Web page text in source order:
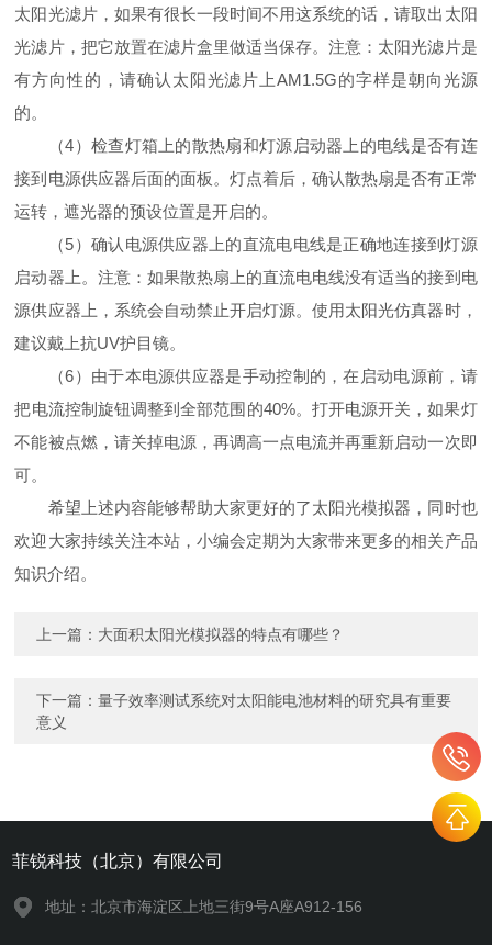
太阳光滤片，如果有很长一段时间不用这系统的话，请取出太阳
光滤片，把它放置在滤片盒里做适当保存。注意：太阳光滤片是
有方向性的，请确认太阳光滤片上AM1.5G的字样是朝向光源
的。
（4）检查灯箱上的散热扇和灯源启动器上的电线是否有连
接到电源供应器后面的面板。灯点着后，确认散热扇是否有正常
运转，遮光器的预设位置是开启的。
（5）确认电源供应器上的直流电电线是正确地连接到灯源
启动器上。注意：如果散热扇上的直流电电线没有适当的接到电
源供应器上，系统会自动禁止开启灯源。使用太阳光仿真器时，
建议戴上抗UV护目镜。
（6）由于本电源供应器是手动控制的，在启动电源前，请
把电流控制旋钮调整到全部范围的40%。打开电源开关，如果灯
不能被点燃，请关掉电源，再调高一点电流并再重新启动一次即
可。
希望上述内容能够帮助大家更好的了太阳光模拟器，同时也
欢迎大家持续关注本站，小编会定期为大家带来更多的相关产品
知识介绍。
上一篇： 大面积太阳光模拟器的特点有哪些？
下一篇：量子效率测试系统对太阳能电池材料的研究具有重要
意义
菲锐科技（北京）有限公司
地址：北京市海淀区上地三街9号A座A912-156